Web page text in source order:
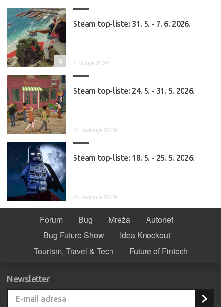
Steam top-liste: 31. 5. - 7. 6. 2026.
7. lipnja 2026.
4
Steam top-liste: 24. 5. - 31. 5. 2026.
31. svibnja 2026.
Steam top-liste: 18. 5. - 25. 5. 2026.
25. svibnja 2026.
Forum Bug Mreža
Autonet
Bug Future Show
Idea Knockout
Tourism, Travel & Tech
Future of Fintech
Newsletter